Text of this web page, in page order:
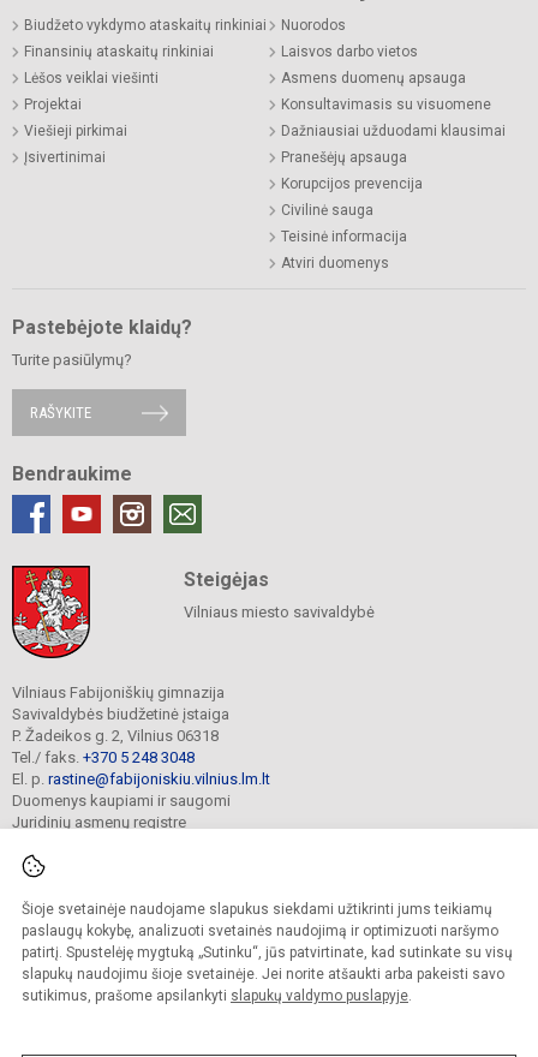
Šioje svetainėje naudojame slapukus siekdami užtikrinti jums teikiamų
paslaugų kokybę, analizuoti svetainės naudojimą ir optimizuoti naršymo
patirtį. Spustelėję mygtuką „Sutinku“, jūs patvirtinate, kad sutinkate su visų
slapukų naudojimu šioje svetainėje. Jei norite atšaukti arba pakeisti savo
sutikimus, prašome apsilankyti slapukų valdymo puslapyje.
Biudžeto vykdymo ataskaitų rinkiniai
Finansinių ataskaitų rinkiniai
Lėšos veiklai viešinti
Projektai
Viešieji pirkimai
Įsivertinimai
Nuorodos
Laisvos darbo vietos
Asmens duomenų apsauga
Konsultavimasis su visuomene
Dažniausiai užduodami klausimai
Pranešėjų apsauga
Korupcijos prevencija
Civilinė sauga
Teisinė informacija
Atviri duomenys
Pastebėjote klaidų?
Turite pasiūlymų?
RAŠYKITE
Bendraukime
Steigėjas
Vilniaus miesto savivaldybė
Vilniaus Fabijoniškių gimnazija
Savivaldybės biudžetinė įstaiga
P. Žadeikos g. 2, Vilnius 06318
Tel./ faks. +370 5 248 3048
El. p. rastine@fabijoniskiu.vilnius.lm.lt
Duomenys kaupiami ir saugomi
Juridinių asmenų registre
© 2025. Vilniaus Fabijoniškių gimnazija. Visos teisės saugomos.
Kopijuoti turinį be raštiško įstaigos administracijos sutikimo griežtai draudžiama.
Prieinamumo paraiška Slapukų valdymas